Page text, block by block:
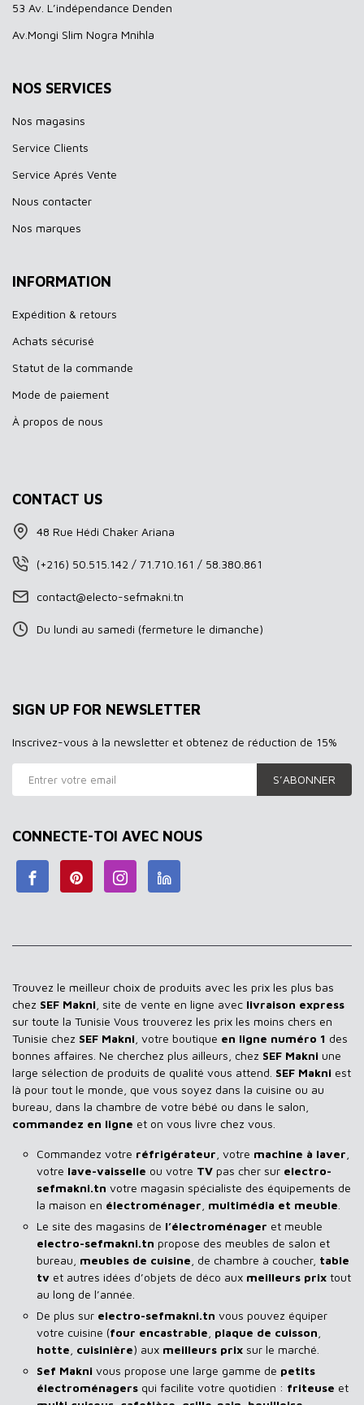
53 Av. L’indépendance Denden
Av.Mongi Slim Nogra Mnihla
NOS SERVICES
Nos magasins
Service Clients
Service Aprés Vente
Nous contacter
Nos marques
INFORMATION
Expédition & retours
Achats sécurisé
Statut de la commande
Mode de paiement
À propos de nous
CONTACT US
48 Rue Hédi Chaker Ariana
(+216) 50.515.142 / 71.710.161 / 58.380.861
contact@electo-sefmakni.tn
Du lundi au samedi (fermeture le dimanche)
SIGN UP FOR NEWSLETTER
Inscrivez-vous à la newsletter et obtenez de réduction de 15%
S’ABONNER
CONNECTE-TOI AVEC NOUS
Trouvez le meilleur choix de produits avec les prix les plus bas
chez SEF Makni , site de vente en ligne avec livraison express
sur toute la Tunisie Vous trouverez les prix les moins chers en
Tunisie chez SEF Makni , votre boutique en ligne numéro 1 des
bonnes affaires. Ne cherchez plus ailleurs, chez SEF Makni une
large sélection de produits de qualité vous attend. SEF Makni est
là pour tout le monde, que vous soyez dans la cuisine ou au
bureau, dans la chambre de votre bébé ou dans le salon,
commandez en ligne et on vous livre chez vous.
Commandez votre réfrigérateur , votre machine à laver
votre lave-vaisselle ou votre TV pas cher sur electro-
sefmakni.tn votre magasin spécialiste des équipements de
la maison en électroménager multimédia et meuble
Le site des magasins de l’électroménager et meuble
electro-sefmakni.tn propose des meubles de salon et
bureau, meubles de cuisine , de chambre à coucher, table
tv et autres idées d’objets de déco aux meilleurs prix tout
au long de l’année.
De plus sur electro-sefmakni.tn vous pouvez équiper
votre cuisine (four encastrable plaque de cuisson
hotte cuisinière) aux meilleurs prix sur le marché.
Sef Makni vous propose une large gamme de petits
électroménagers qui facilite votre quotidien : friteuse et